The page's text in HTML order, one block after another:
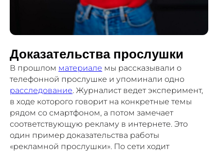
Доказательства прослушки
В прошлом материале мы рассказывали о
телефонной прослушке и упоминали одно
расследование. Журналист ведет эксперимент,
в ходе которого говорит на конкретные темы
рядом со смартфоном, а потом замечает
соответствующую рекламу в интернете. Это
один пример доказательства работы
«рекламной прослушки». По сети ходит